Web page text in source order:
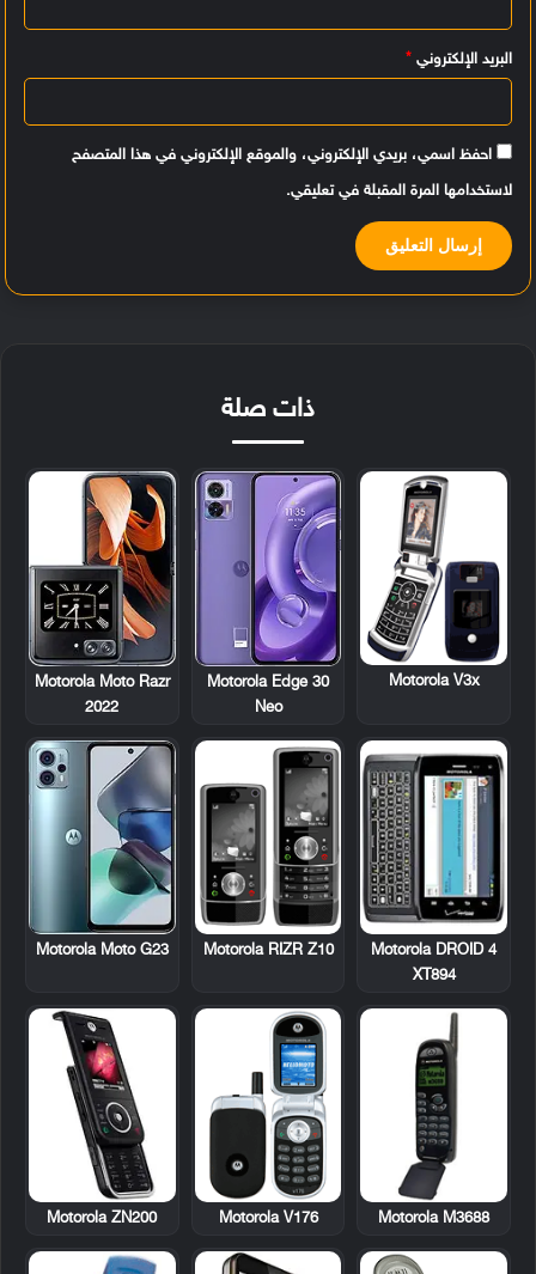
البريد الإلكتروني *
احفظ اسمي، بريدي الإلكتروني، والموقع الإلكتروني في هذا المتصفح
لاستخدامها المرة المقبلة في تعليقي.
ذات صلة
Motorola V3x
Motorola Edge 30
Neo
Motorola Moto Razr
2022
Motorola DROID 4
XT894
Motorola RIZR Z10
Motorola Moto G23
Motorola M3688
Motorola V176
Motorola ZN200